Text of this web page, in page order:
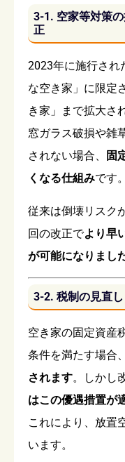
3-1. 空家等対策
正
2023年に施行され
な空き家」に限定
き家」まで拡大さ
窓ガラス破損や雑
されない場合、
固
くなる仕組みです。
従来は倒壊リスク
回の改正でより早
が可能になりまし
3-2. 税制の見直
空き家の固定資産
条件を満たす場合
されます。しかし
はこの優遇措置が
これにより、放置
います。